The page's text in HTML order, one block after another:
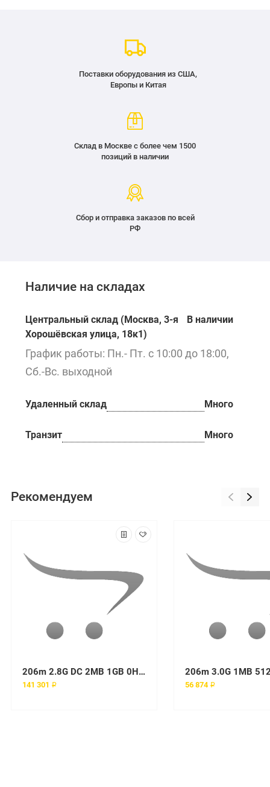
Поставки оборудования из США,
Европы и Китая
Склад в Москве с более чем 1500
позиций в наличии
Сбор и отправка заказов по всей
РФ
Наличие на складах
Центральный склад (Москва, 3-я
Хорошёвская улица, 18к1)
В наличии
График работы: Пн.- Пт. с 10:00 до 18:00,
Сб.-Вс. выходной
Удаленный склад Много
Транзит Много
Рекомендуем
206m 2.8G DC 2MB 1GB 0HD (1 x Pentium D 820 2.80, 1024MB, Int. Serial ATA, Tower) MTM 8490-70Y
141 301 ₽ 56 874 ₽